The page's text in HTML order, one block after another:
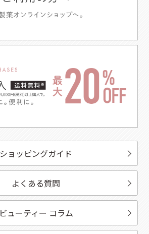
ショッピングガイド
よくある質問
ビューティー コラム